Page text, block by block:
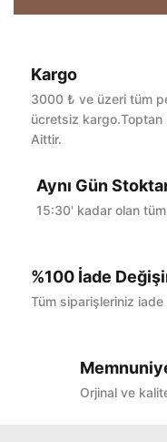
Bu
Kargo
3000 ₺ ve üzeri tüm
ücretsiz kargo.Toptan
Aittir.
Aynı Gün
15:30' kadar olan
%100 İade
Tüm siparişleriniz
Orjinal ve